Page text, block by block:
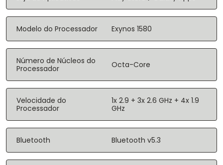
Modelo do Processador Exynos 1580
Número de Núcleos do
Processador
Octa-Core
Velocidade do
Processador
1x 2.9 + 3x 2.6 GHz + 4x 1.9
GHz
Bluetooth Bluetooth v5.3